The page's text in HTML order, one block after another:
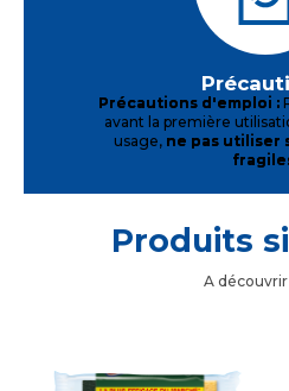
Précautions d'emploi :
avant la première
usage, ne pas utiliser
Produits
A découvrir